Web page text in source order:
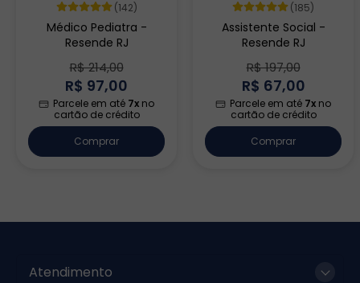
(142)
Médico Pediatra -
Resende RJ
R$ 214,00
R$ 97,00
Parcele em até 7x no
cartão de crédito
Comprar
(185)
Assistente Social -
Resende RJ
R$ 197,00
R$ 67,00
Parcele em até 7x no
cartão de crédito
Comprar
Atendimento